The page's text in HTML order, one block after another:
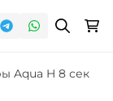
Aqua H 8